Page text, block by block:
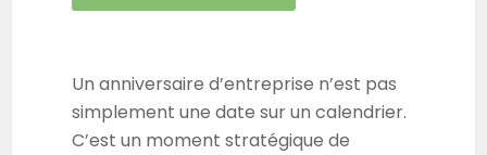
Un anniversaire d’entreprise n’est pas
simplement une date sur un calendrier.
C’est un moment stratégique de